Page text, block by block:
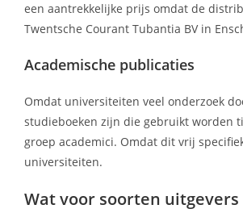
een aantrekkelijke prijs omdat de
Twentsche Courant Tubantia BV in
Academische publicaties
Omdat universiteiten veel onderzoek
studieboeken zijn die gebruikt worden
groep academici. Omdat dit vrij
universiteiten.
Wat voor soorten